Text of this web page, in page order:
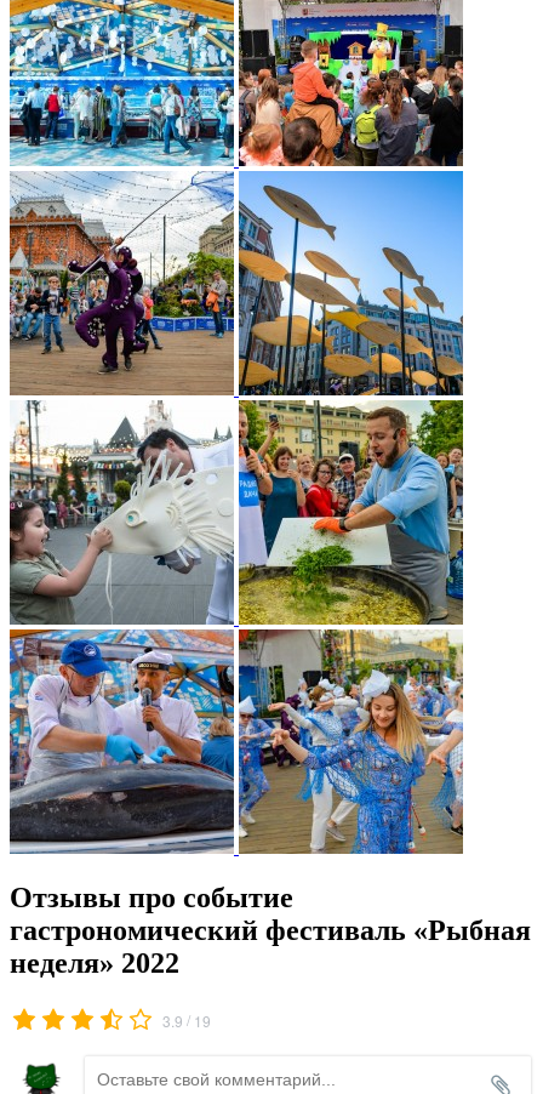
Отзывы про событие
гастрономический фестиваль «Рыбная
неделя» 2022
3.9 / 19